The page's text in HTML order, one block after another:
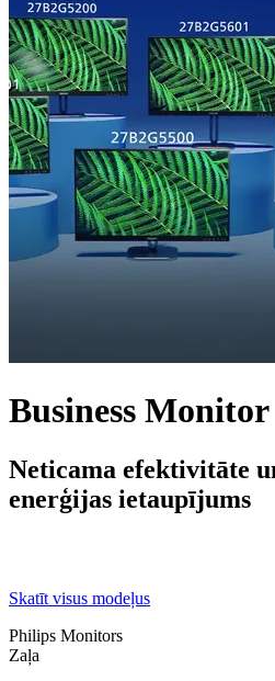
Business Monitor
Neticama efektivitāte
enerģijas ietaupījums
Skatīt visus modeļus
Philips Monitors
Zaļa